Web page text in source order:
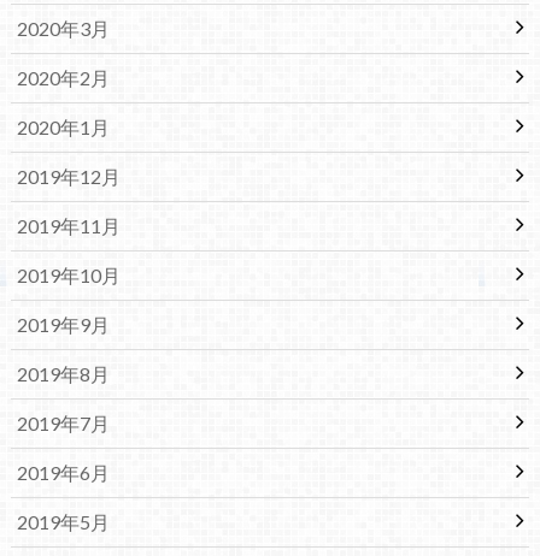
2020年3月
2020年2月
2020年1月
2019年12月
2019年11月
2019年10月
2019年9月
2019年8月
2019年7月
2019年6月
2019年5月